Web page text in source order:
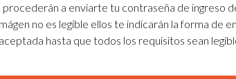
a enviarte tu contraseña de ingreso
no es legible ellos te indicarán la forma de
hasta que todos los requisitos sean